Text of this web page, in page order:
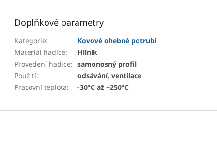
Doplňkové parametry
Kategorie:
Kovové ohebné potrubí
Materiál hadice:
Hliník
Provedení hadice: samonosný profil
Použití:
odsávání, ventilace
Pracovní teplota: -30°C až +250°C
Z